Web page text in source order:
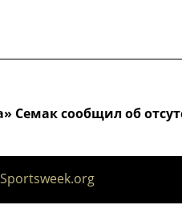
Семак сообщил об
Sportsweek.org